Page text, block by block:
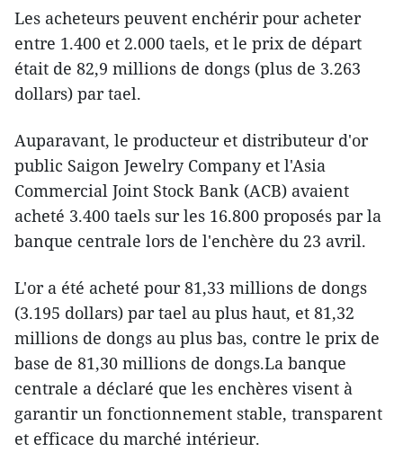
Les acheteurs peuvent enchérir pour acheter
entre 1.400 et 2.000 taels, et le prix de départ
était de 82,9 millions de dongs (plus de 3.263
dollars) par tael.
Auparavant, le producteur et distributeur d'or
public Saigon Jewelry Company et l'Asia
Commercial Joint Stock Bank (ACB) avaient
acheté 3.400 taels sur les 16.800 proposés par la
banque centrale lors de l'enchère du 23 avril.
L'or a été acheté pour 81,33 millions de dongs
(3.195 dollars) par tael au plus haut, et 81,32
millions de dongs au plus bas, contre le prix de
base de 81,30 millions de dongs.La banque
centrale a déclaré que les enchères visent à
garantir un fonctionnement stable, transparent
et efficace du marché intérieur.